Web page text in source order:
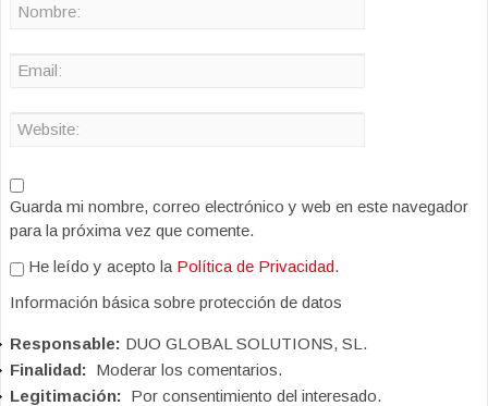
Guarda mi nombre, correo electrónico y web en este navegador
para la próxima vez que comente.
He leído y acepto la Política de Privacidad.
Información básica sobre protección de datos
Responsable: DUO GLOBAL SOLUTIONS, SL.
Finalidad: Moderar los comentarios.
Legitimación: Por consentimiento del interesado.